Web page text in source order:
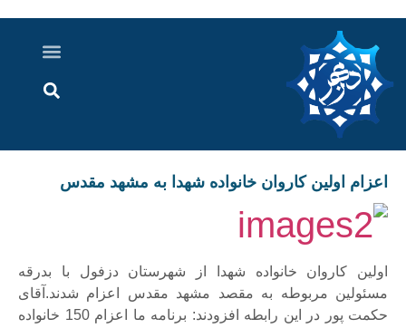
اعزام اولین کاروان خانواده شهدا به مشهد مقدس
اولین کاروان خانواده شهدا از شهرستان دزفول با بدرقه
مسئولین مربوطه به مقصد مشهد مقدس اعزام شدند.آقای
حکمت پور در این رابطه افزودند: برنامه ما اعزام 150 خانواده